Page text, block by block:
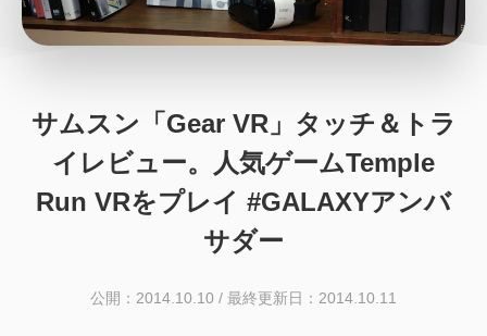
セール情報 スマートホーム アクションカメラ カメラ
ガイド ニュース オーディオ 周辺機器
サムスン「Gear VR」タッチ＆トラ
イレビュー。人気ゲームTemple
Run VRをプレイ #GALAXYアンバ
サダー
公開：2014.10.10 / 最終更新日：2014.10.11